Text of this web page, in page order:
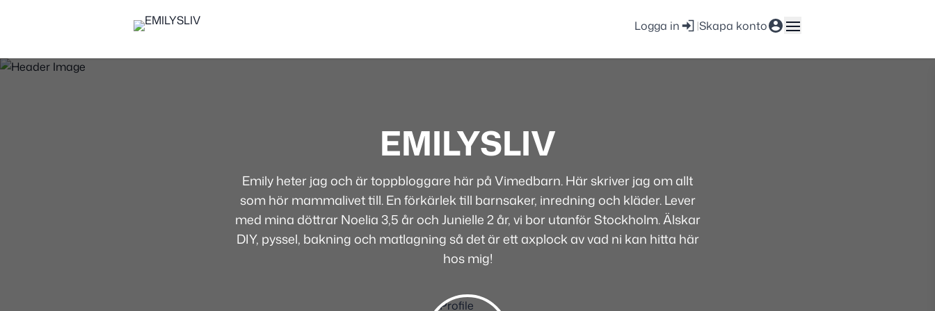
Logga in |Skapa konto
EMILYSLIV
Emily heter jag och är toppbloggare här på Vimedbarn. Här skriver jag om allt
som hör mammalivet till. En förkärlek till barnsaker, inredning och kläder. Lever
med mina döttrar Noelia 3,5 år och Junielle 2 år, vi bor utanför Stockholm. Älskar
DIY, pyssel, bakning och matlagning så det är ett axplock av vad ni kan hitta här
hos mig!